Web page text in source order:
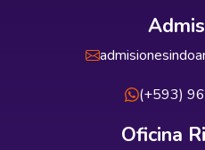
(+593)
Oficina